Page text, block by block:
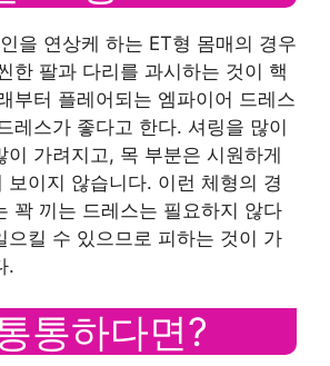
을 연상케 하는 ET형 몸매의 경우
한 팔과 다리를 과시하는 것이 핵
부터 플레어되는 엠파이어 드레스
레스가 좋다고 한다. 셔링을 많이
이 가려지고, 목 부분은 시원하게
보이지 않습니다. 이런 체형의 경
꽉 끼는 드레스는 필요하지 않다
으킬 수 있으므로 피하는 것이 가
.
통하다면?